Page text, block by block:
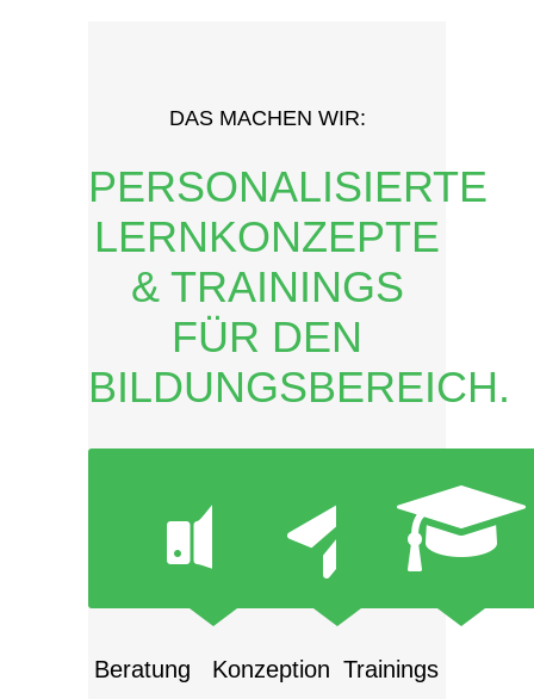
DAS MACHEN WIR:
PERSONALISIERTE
LERNKONZEPTE
& TRAININGS
FÜR DEN
BILDUNGSBEREICH.
Beratung Konzeption Trainings